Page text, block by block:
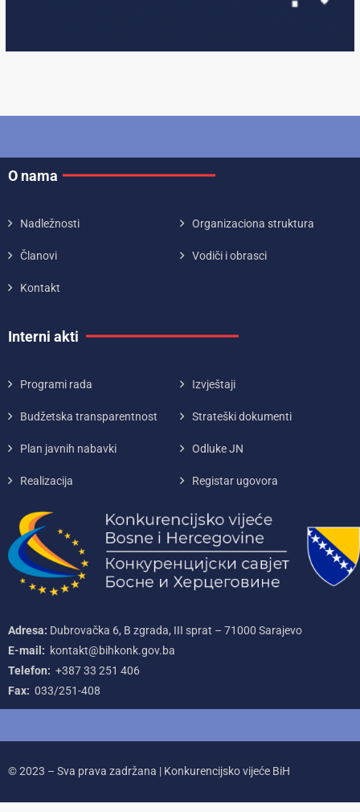
O nama
Nadležnosti Organizaciona struktura
Članovi Vodiči i obrasci
Kontakt
Interni akti
Programi rada Izvještaji
Budžetska transparentnost Strateški dokumenti
Plan javnih nabavki Odluke JN
Realizacija Registar ugovora
Adresa: Dubrovačka 6, B zgrada, III sprat – 71000‌ Sarajevo
E-mail: kontakt@bihkonk.gov.ba
Telefon: +387‌ 33‌ 251‌ 406
Fax: 033/251-408
© 2023 – Sva prava zadržana | Konkurencijsko vijeće BiH